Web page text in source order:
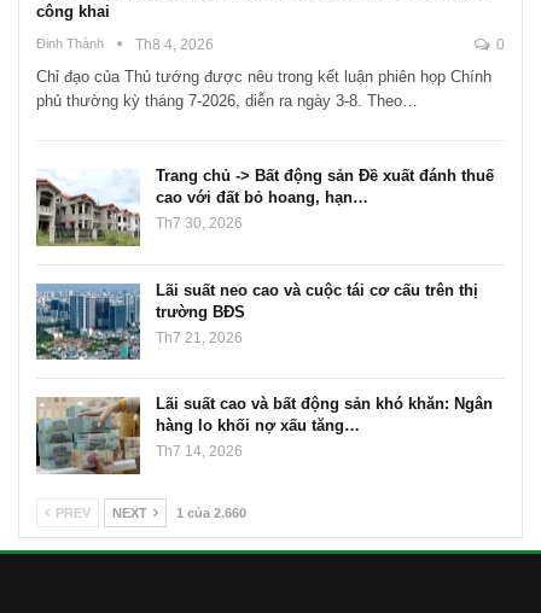
công khai
Đinh Thành Th8 4, 2026 0
Chỉ đạo của Thủ tướng được nêu trong kết luận phiên họp Chính
phủ thường kỳ tháng 7-2026, diễn ra ngày 3-8. Theo…
Trang chủ -> Bất động sản Đề xuất đánh thuế
cao với đất bỏ hoang, hạn…
Th7 30, 2026
Lãi suất neo cao và cuộc tái cơ cấu trên thị
trường BĐS
Th7 21, 2026
Lãi suất cao và bất động sản khó khăn: Ngân
hàng lo khối nợ xấu tăng…
Th7 14, 2026
PREV NEXT 1 của 2.660